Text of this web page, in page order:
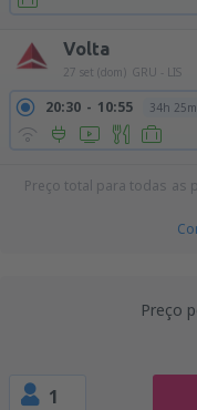
Volta
27 set (dom) GRU - LIS
20:30 10:55 34h
Preço total para todas as
Preço
1